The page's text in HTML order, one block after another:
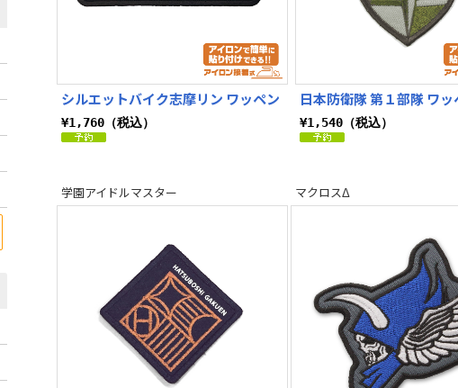
シルエットバイク志摩リン ワッペン
¥1,760（税込）
日本防衛隊 第１部隊 ワッ
¥1,540（税込）
学園アイドルマスター マクロスΔ